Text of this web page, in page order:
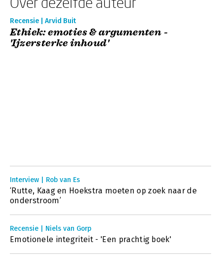
Recensie | Arvid Buit
Ethiek: emoties & argumenten -
'Ijzersterke inhoud'
Interview | Rob van Es
‘Rutte, Kaag en Hoekstra moeten op zoek naar de
onderstroom’
Recensie | Niels van Gorp
Emotionele integriteit - 'Een prachtig boek'